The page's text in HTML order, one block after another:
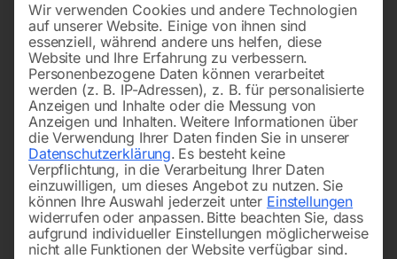
Wir verwenden Cookies und andere Technologien
auf unserer Website. Einige von ihnen sind
essenziell, während andere uns helfen, diese
Website und Ihre Erfahrung zu verbessern.
Personenbezogene Daten können verarbeitet
werden (z. B. IP-Adressen), z. B. für personalisierte
Anzeigen und Inhalte oder die Messung von
Anzeigen und Inhalten. Weitere Informationen über
die Verwendung Ihrer Daten finden Sie in unserer
Datenschutzerklärung. Es besteht keine
Verpflichtung, in die Verarbeitung Ihrer Daten
einzuwilligen, um dieses Angebot zu nutzen. Sie
können Ihre Auswahl jederzeit unter Einstellungen
widerrufen oder anpassen. Bitte beachten Sie, dass
aufgrund individueller Einstellungen möglicherweise
nicht alle Funktionen der Website verfügbar sind.